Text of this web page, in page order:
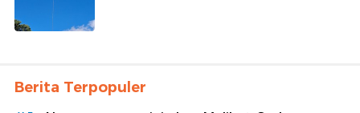
Berita Terpopuler